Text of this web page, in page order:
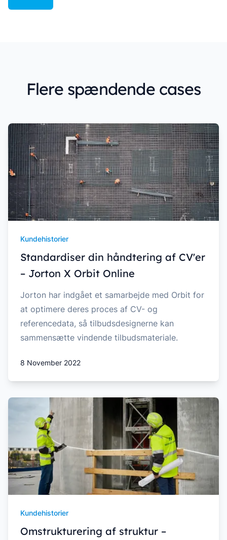
Flere spændende cases
Kundehistorier
Standardiser din håndtering af CV'er
– Jorton X Orbit Online
Jorton har indgået et samarbejde med Orbit for
at optimere deres proces af CV- og
referencedata, så tilbudsdesignerne kan
sammensætte vindende tilbudsmateriale.
8 November 2022
Kundehistorier
Omstrukturering af struktur –